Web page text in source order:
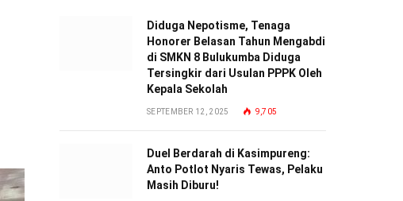
Diduga Nepotisme, Tenaga
Honorer Belasan Tahun Mengabdi
di SMKN 8 Bulukumba Diduga
Tersingkir dari Usulan PPPK Oleh
Kepala Sekolah
SEPTEMBER 12, 2025 9,705
Duel Berdarah di Kasimpureng:
Anto Potlot Nyaris Tewas, Pelaku
Masih Diburu!